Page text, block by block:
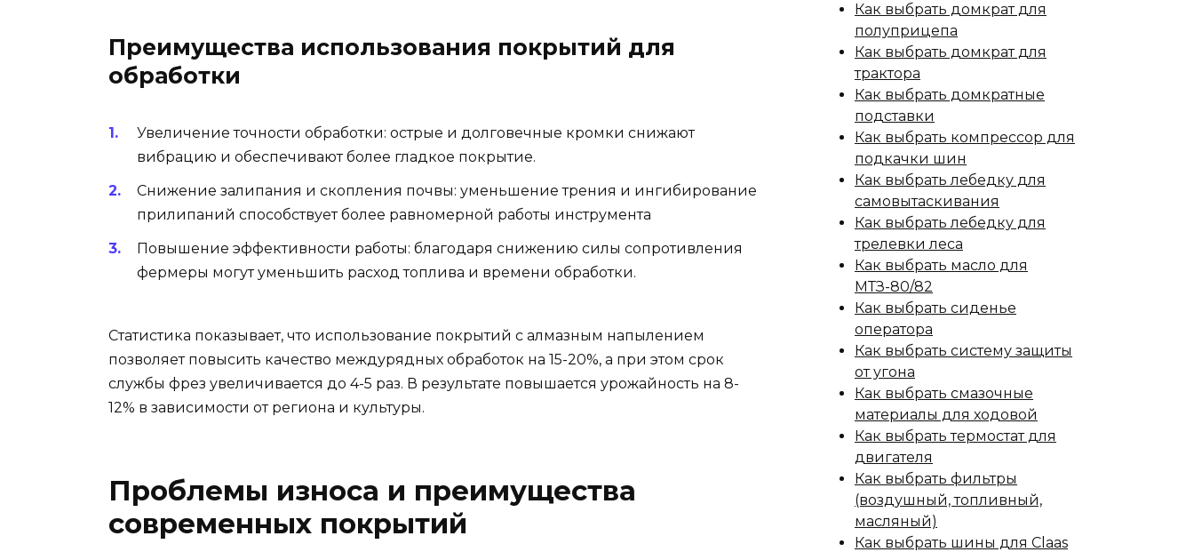
Преимущества использования покрытий для
обработки
Увеличение точности обработки: острые и долговечные кромки снижают
вибрацию и обеспечивают более гладкое покрытие.
Снижение залипания и скопления почвы: уменьшение трения и ингибирование
прилипаний способствует более равномерной работы инструмента
Повышение эффективности работы: благодаря снижению силы сопротивления
фермеры могут уменьшить расход топлива и времени обработки.
Статистика показывает, что использование покрытий с алмазным напылением
позволяет повысить качество междурядных обработок на 15-20%, а при этом срок
службы фрез увеличивается до 4-5 раз. В результате повышается урожайность на 8-
12% в зависимости от региона и культуры.
Проблемы износа и преимущества
современных покрытий
Как выбрать домкрат для
полуприцепа
Как выбрать домкрат для
трактора
Как выбрать домкратные
подставки
Как выбрать компрессор для
подкачки шин
Как выбрать лебедку для
самовытаскивания
Как выбрать лебедку для
трелевки леса
Как выбрать масло для
МТЗ-80/82
Как выбрать сиденье
оператора
Как выбрать систему защиты
от угона
Как выбрать смазочные
материалы для ходовой
Как выбрать термостат для
двигателя
Как выбрать фильтры
(воздушный, топливный,
масляный)
Как выбрать шины для Claas